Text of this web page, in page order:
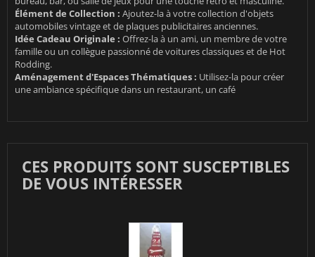
Élément de Collection : Ajoutez-la à votre collection d'objets
automobiles vintage et de plaques publicitaires anciennes.
Idée Cadeau Originale : Offrez-la à un ami, un membre de votre
famille ou un collègue passionné de voitures classiques et de Hot
Rodding.
Aménagement d'Espaces Thématiques : Utilisez-la pour créer
une ambiance spécifique dans un restaurant, un café
CES PRODUITS SONT SUSCEPTIBLES
DE VOUS INTÉRESSER